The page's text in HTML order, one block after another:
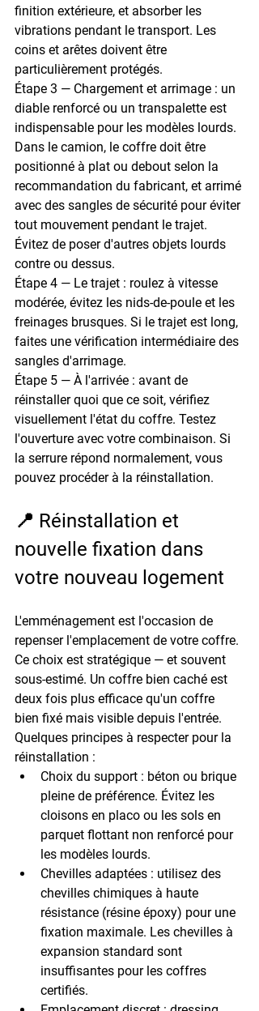
finition extérieure, et absorber les
vibrations pendant le transport. Les
coins et arêtes doivent être
particulièrement protégés.
Étape 3 — Chargement et arrimage : un
diable renforcé ou un transpalette est
indispensable pour les modèles lourds.
Dans le camion, le coffre doit être
positionné à plat ou debout selon la
recommandation du fabricant, et arrimé
avec des sangles de sécurité pour éviter
tout mouvement pendant le trajet.
Évitez de poser d'autres objets lourds
contre ou dessus.
Étape 4 — Le trajet : roulez à vitesse
modérée, évitez les nids-de-poule et les
freinages brusques. Si le trajet est long,
faites une vérification intermédiaire des
sangles d'arrimage.
Étape 5 — À l'arrivée : avant de
réinstaller quoi que ce soit, vérifiez
visuellement l'état du coffre. Testez
l'ouverture avec votre combinaison. Si
la serrure répond normalement, vous
pouvez procéder à la réinstallation.
📍 Réinstallation et
nouvelle fixation dans
votre nouveau logement
L'emménagement est l'occasion de
repenser l'emplacement de votre coffre.
Ce choix est stratégique — et souvent
sous-estimé. Un coffre bien caché est
deux fois plus efficace qu'un coffre
bien fixé mais visible depuis l'entrée.
Quelques principes à respecter pour la
réinstallation :
Choix du support : béton ou brique
pleine de préférence. Évitez les
cloisons en placo ou les sols en
parquet flottant non renforcé pour
les modèles lourds.
Chevilles adaptées : utilisez des
chevilles chimiques à haute
résistance (résine époxy) pour une
fixation maximale. Les chevilles à
expansion standard sont
insuffisantes pour les coffres
certifiés.